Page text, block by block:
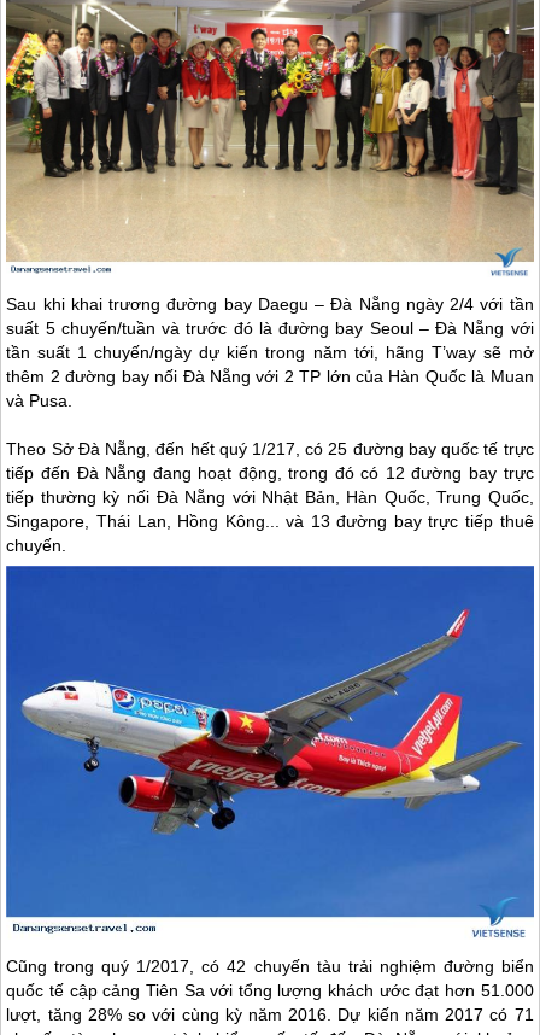
Sau khi khai trương đường bay Daegu –Đà Nẵng ngày 2/4 với tần
suất 5 chuyến/tuần và trước đó là đường bay Seoul –Đà Nẵng với
tần suất 1 chuyến/ngày dự kiến trong năm tới, hãng T’way sẽ mở
thêm 2 đường bay nối Đà Nẵng với 2 TP lớn của Hàn Quốc là Muan
và Pusa.
Theo Sở Đà Nẵng , đến hết quý 1/217, có 25 đường bay quốc tế trực
tiếp đến Đà Nẵng đang hoạt động, trong đó có 12 đường bay trực
tiếp thường kỳ nối Đà Nẵng với Nhật Bản, Hàn Quốc, Trung Quốc,
Singapore, Thái Lan, Hồng Kông... và 13 đường bay trực tiếp thuê
chuyến.
Cũng trong quý 1/2017, có 42 chuyến tàu trải nghiệm đường biển
quốc tế cập cảng Tiên Sa với tổng lượng khách ước đạt hơn 51.000
lượt, tăng 28% so với cùng kỳ năm 2016. Dự kiến năm 2017 có 71